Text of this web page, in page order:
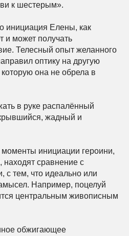
к шестерым».
инициация Елены, как
и может получать
Телесный опыт желанного
оптику на другую
которую она не обрела в
в руке распалённый
жадный и
инициации героини,
находят сравнение с
с тем, что идеально или
Например, поцелуй
центральным живописным
обжигающее